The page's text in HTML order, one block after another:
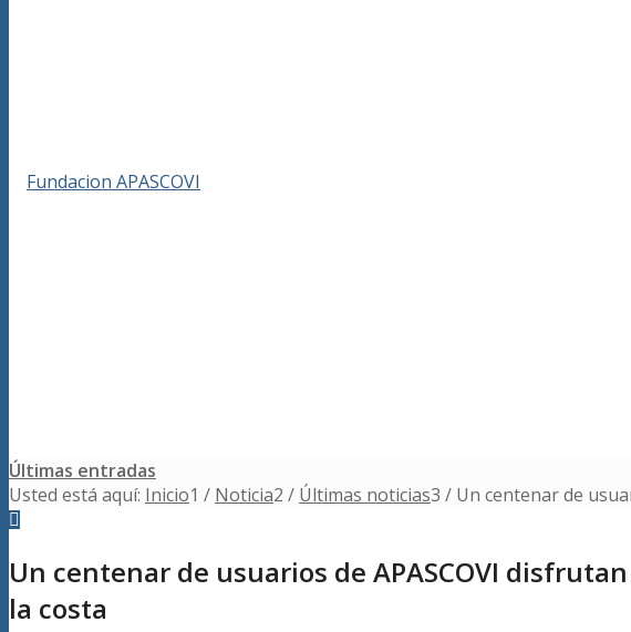
Últimas entradas
Usted está aquí: Inicio1 / Noticia2 / Últimas noticias3 / Un centenar de
Un centenar de usuarios de APASCOVI
la costa